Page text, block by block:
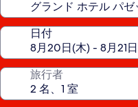
日付
旅行者